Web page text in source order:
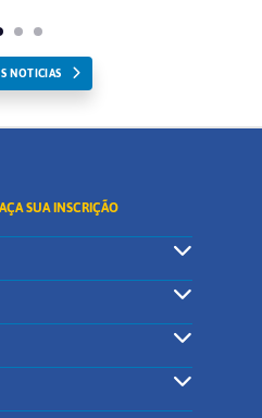
NOTICIAS
SUA INSCRIÇÃO